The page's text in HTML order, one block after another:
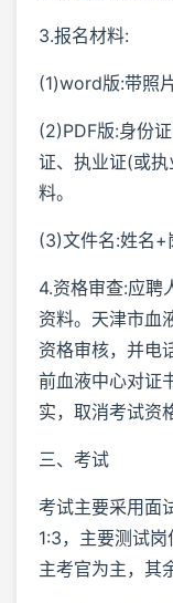
3.报名材料:
(1)word版:带照
(2)PDF版:身份
证、执业证(或
料。
(3)文件名:姓名+
4.资格审查:应聘
资料。天津市血
资格审核，并电
前血液中心对证
实，取消考试资
三、考试
考试主要采用面
1:3，主要测试
主考官为主，其